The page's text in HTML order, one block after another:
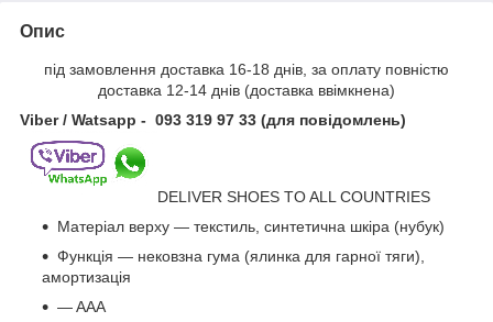
Опис
під замовлення доставка 16-18 днів, за оплату повністю
доставка 12-14 днів (доставка ввімкнена)
Viber / Watsapp - 093 319 97 33 (для повідомлень)
DELIVER SHOES TO ALL COUNTRIES
Матеріал верху — текстиль, синтетична шкіра (нубук)
Функція — нековзна гума (ялинка для гарної тяги),
амортизація
— AAA